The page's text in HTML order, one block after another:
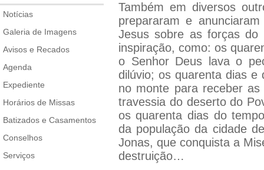
Notícias
Galeria de Imagens
Avisos e Recados
Agenda
Expediente
Horários de Missas
Batizados e Casamentos
Conselhos
Serviços
Também em diversos
prepararam e
Jesus sobre as forças
inspiração, como: os
o Senhor Deus lava o
dilúvio; os quarenta dias e
no monte para receber
travessia do deserto do
os quarenta dias do
da população da cidade
Jonas, que conquista a
destruição…